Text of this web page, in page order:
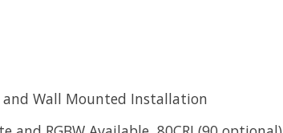
and Wall Mounted Installation